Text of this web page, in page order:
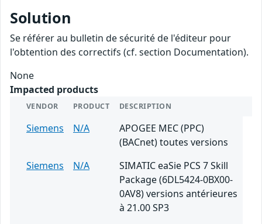
Solution
Se référer au bulletin de sécurité de l'éditeur pour
l'obtention des correctifs (cf. section Documentation).
None
Impacted products
VENDOR PRODUCT DESCRIPTION
Siemens N/A
APOGEE MEC (PPC)
(BACnet) toutes versions
Siemens
N/A
SIMATIC eaSie PCS 7 Skill
Package (6DL5424-0BX00-
0AV8) versions antérieures
à 21.00 SP3